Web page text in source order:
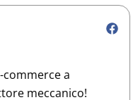
Servizio eccellente e
impeccabile. Tutto ciò di